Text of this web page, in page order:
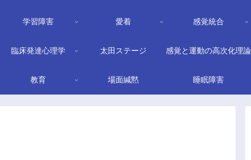
学習障害 愛着 感覚統合
臨床発達心理学 太田ステージ 感覚と運動の高次化理論
教育 場面緘黙 睡眠障害